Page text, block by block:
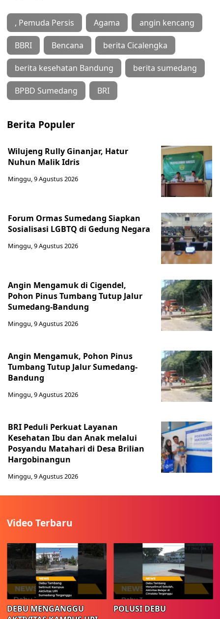
, Pemuda Persis Agama angin kencang
BBRI Bencana berita Cicalengka
berita kesehatan Bandung berita sumedang
BPBD Sumedang BRI
Berita Populer
Wilujeng Rully Ginanjar, Hatur
Nuhun Malik Idris
Minggu, 9 Agustus 2026
Forum Ormas Sumedang Siapkan
Sosialisasi LGBTQ di Gedung Negara
Minggu, 9 Agustus 2026
Angin Mengamuk di Cigendel,
Pohon Pinus Tumbang Tutup Jalur
Sumedang-Bandung
Minggu, 9 Agustus 2026
Angin Mengamuk, Pohon Pinus
Tumbang Tutup Jalur Sumedang-
Bandung
Minggu, 9 Agustus 2026
BRI Peduli Perkuat Layanan
Kesehatan Ibu dan Anak melalui
Posyandu Matahari di Desa Brilian
Hargobinangun
Minggu, 9 Agustus 2026
Video Terbaru
DEBU MENGANGGU
POLUSI DEBU